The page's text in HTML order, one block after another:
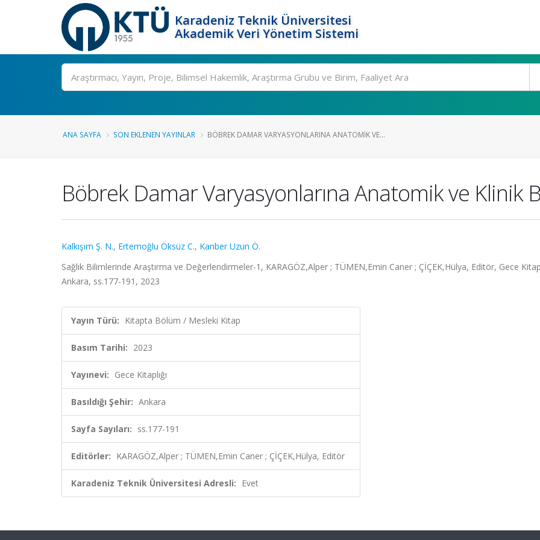
Karadeniz Teknik Üniversitesi
Akademik Veri Yönetim Sistemi
Ara
ANA SAYFA SON EKLENEN YAYINLAR BÖBREK DAMAR VARYASYONLARINA ANATOMIK VE...
Böbrek Damar Varyasyonlarına Anatomik ve Klinik
Kalkışım Ş. N., Ertemoğlu Öksüz C., Kanber Uzun Ö.
Sağlık Bilimlerinde Araştırma ve Değerlendirmeler-1, KARAGÖZ,Alper ; TÜMEN,Emin Caner ; ÇİÇEK,Hülya, Editör, Gece
Ankara, ss.177-191, 2023
Yayın Türü: Kitapta Bölüm / Mesleki Kitap
Basım Tarihi: 2023
Yayınevi: Gece Kitaplığı
Basıldığı Şehir: Ankara
Sayfa Sayıları: ss.177-191
Editörler: KARAGÖZ,Alper ; TÜMEN,Emin Caner ; ÇİÇEK,Hülya, Editör
Karadeniz Teknik Üniversitesi Adresli: Evet